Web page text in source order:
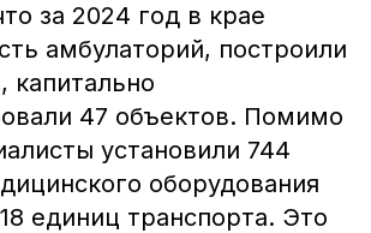
за 2024 год в крае
амбулаторий, построили
47 объектов. Помимо
установили 744
оборудования
единиц транспорта. Это